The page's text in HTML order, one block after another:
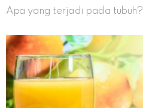
Apa yang terjadi pada tubuh?